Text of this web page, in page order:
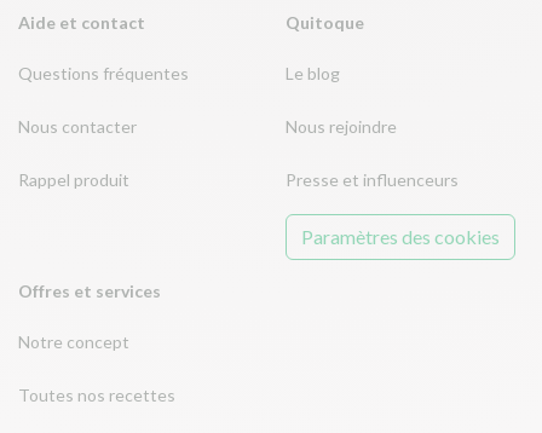
Aide et contact
Questions fréquentes
Nous contacter
Rappel produit
Offres et services
Notre concept
Toutes nos recettes
Quitoque
Le blog
Nous rejoindre
Presse et influenceurs
Paramètres des cookies